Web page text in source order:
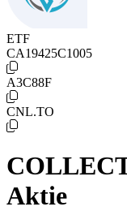
ETF
CA19425C1005
A3C88F
CNL.TO
Aktie